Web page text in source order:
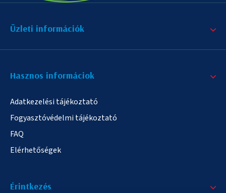
Üzleti információk
Hasznos informáciok
Adatkezelési tájékoztató
Fogyasztóvédelmi tájékoztató
FAQ
Elérhetőségek
Érintkezés